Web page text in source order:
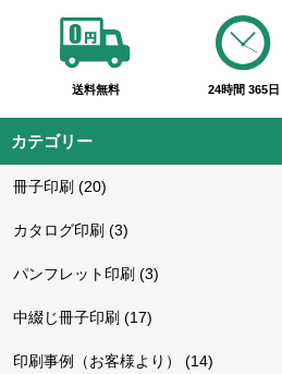
送料無料 24時間 365日
カテゴリー
冊子印刷 (20)
カタログ印刷 (3)
パンフレット印刷 (3)
中綴じ冊子印刷 (17)
印刷事例（お客様より） (14)